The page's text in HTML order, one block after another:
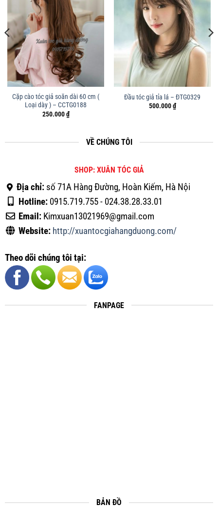
Cặp cào tóc giả soăn dài 60 cm (
Loại dày ) – CCTG0188
250.000₫
Đầu tóc giả tỉa lá – ĐTG0329
500.000₫
VỀ CHÚNG TÔI
SHOP: XUÂN TÓC GIẢ
Địa chỉ:số 71A Hàng Đường, Hoàn Kiếm, Hà Nội
Hotline:0915.719.755 - 024.38.28.33.01
Email:Kimxuan13021969@gmail.com
Website: http://xuantocgiahangduong.com/
Theo dõi chúng tôi tại:
FANPAGE
BẢN ĐỒ